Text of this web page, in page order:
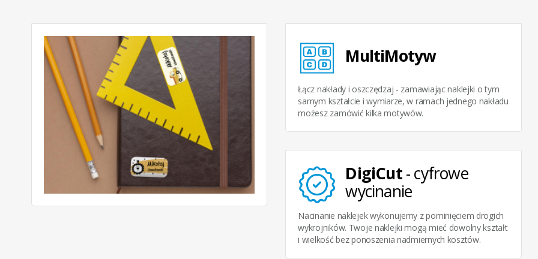
MultiMotyw
Łącz nakłady i oszczędzaj - zamawiając naklejki o tym
samym kształcie i wymiarze, w ramach jednego nakładu
możesz zamówić kilka motywów.
DigiCut- cyfrowe
wycinanie
Nacinanie naklejek wykonujemy z pominięciem drogich
wykrojników. Twoje naklejki mogą mieć dowolny kształt
i wielkość bez ponoszenia nadmiernych kosztów.